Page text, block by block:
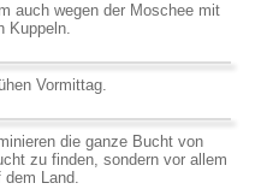
auch wegen der Moschee mit
Kuppeln.
Vormittag.
die ganze Bucht von
zu finden, sondern vor allem
dem Land.